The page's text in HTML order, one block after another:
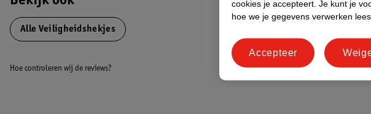
Alle Veiligheidshekjes
Hoe controleren wij de reviews?
cookies je accepteert. Je kunt je
hoe we je gegevens verwerken
Accepteer